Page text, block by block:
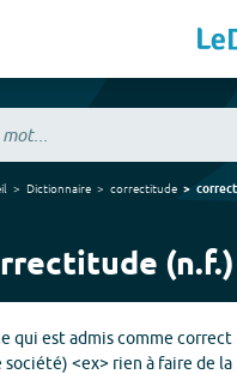
Dictionnaire correctitude
(n.f.)
qui est admis comme correct
société) <ex> rien à faire de la